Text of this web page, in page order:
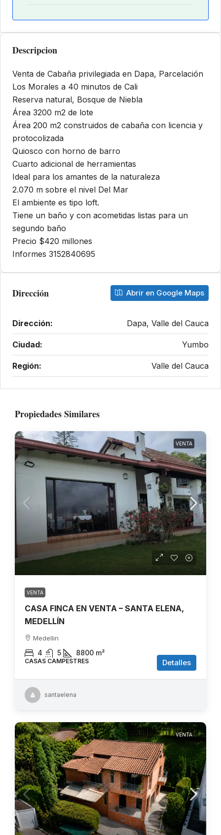
Descripcion
Venta de Cabaña privilegiada en Dapa, Parcelación
Los Morales a 40 minutos de Cali
Reserva natural, Bosque de Niebla
Área 3200 m2 de lote
Área 200 m2 construidos de cabaña con licencia y
protocolizada
Quiosco con horno de barro
Cuarto adicional de herramientas
Ideal para los amantes de la naturaleza
2.070 m sobre el nivel Del Mar
El ambiente es tipo loft.
Tiene un baño y con acometidas listas para un
segundo baño
Precio $420 millones
Informes 3152840695
Dirección Abrir en Google Maps
Dirección: Dapa, Valle del Cauca
Ciudad: Yumbo
Región: Valle del Cauca
Propiedades Similares
VENTA
VENTA
CASA FINCA EN VENTA – SANTA ELENA,
MEDELLÍN
Medellin
4 5 8800 m²
CASAS CAMPESTRES Detalles
santaelena
VENTA